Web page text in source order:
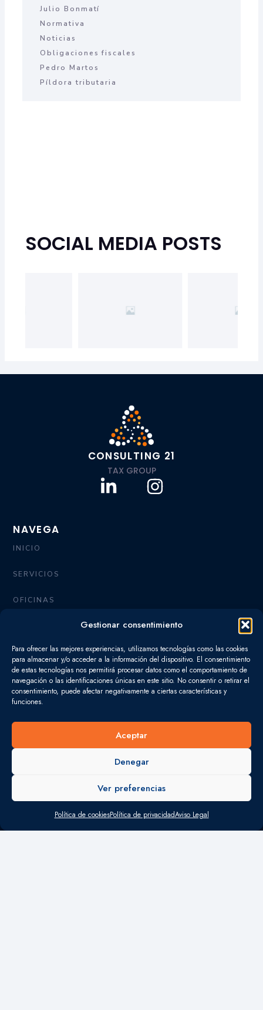
Gestionar consentimiento
Para ofrecer las mejores experiencias, utilizamos tecnologías como las cookies
para almacenar y/o acceder a la información del dispositivo. El consentimiento
de estas tecnologías nos permitirá procesar datos como el comportamiento de
navegación o las identificaciones únicas en este sitio. No consentir o retirar el
consentimiento, puede afectar negativamente a ciertas características y
funciones.
Aceptar
Denegar
Ver preferencias
Política de cookiesPolítica de privacidadAviso Legal
Julio Bonmatí
Normativa
Noticias
Obligaciones fiscales
Pedro Martos
Píldora tributaria
SOCIAL MEDIA POSTS
CONSULTING 21
TAX GROUP
L
-
i
n
I
m
NAVEGA
INICIO
SERVICIOS
OFICINAS
QUIÉNES SOMOS
CONTACTO
BLOG
SERVICIOS